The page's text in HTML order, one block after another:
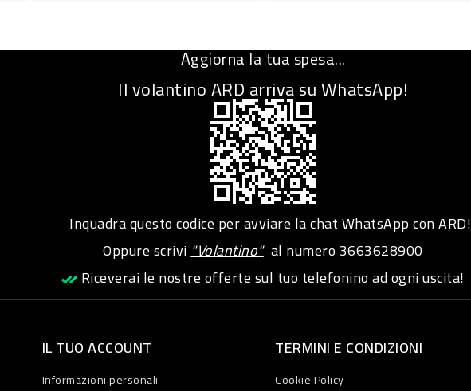
Aggiorna la tua spesa...
Il volantino ARD arriva su WhatsApp!
Inquadra questo codice per avviare la chat WhatsApp con ARD!
Oppure scrivi"Volantino"al numero3663628900
Riceverai le nostre offerte sul tuo telefonino ad ogni uscita!
IL TUO ACCOUNT
Informazioni personali
TERMINI E CONDIZIONI
Cookie Policy